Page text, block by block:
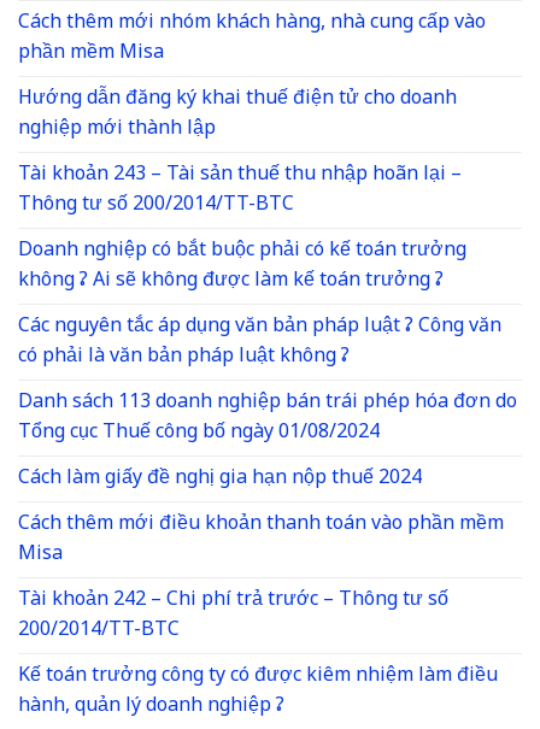
Cách thêm mới nhóm khách hàng, nhà cung cấp vào
phần mềm Misa
Hướng dẫn đăng ký khai thuế điện tử cho doanh
nghiệp mới thành lập
Tài khoản 243 – Tài sản thuế thu nhập hoãn lại –
Thông tư số 200/2014/TT-BTC
Doanh nghiệp có bắt buộc phải có kế toán trưởng
không ? Ai sẽ không được làm kế toán trưởng ?
Các nguyên tắc áp dụng văn bản pháp luật ? Công văn
có phải là văn bản pháp luật không ?
Danh sách 113 doanh nghiệp bán trái phép hóa đơn do
Tổng cục Thuế công bố ngày 01/08/2024
Cách làm giấy đề nghị gia hạn nộp thuế 2024
Cách thêm mới điều khoản thanh toán vào phần mềm
Misa
Tài khoản 242 – Chi phí trả trước – Thông tư số
200/2014/TT-BTC
Kế toán trưởng công ty có được kiêm nhiệm làm điều
hành, quản lý doanh nghiệp ?